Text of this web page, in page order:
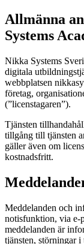
Allmänna
Systems
Nikka Systems
digitala
webbplatsen
företag,
(”licenstagaren”).
Tjänsten
tillgång till tjänsten
gäller även om
kostnadsfritt.
Meddelanden och
notisfunktion, via e-
meddelanden är
tjänsten, störningar